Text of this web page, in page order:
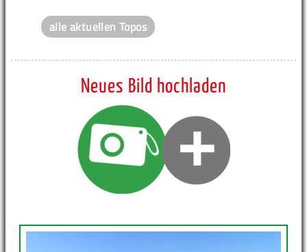
alle aktuellen Topos
Neues Bild hochladen